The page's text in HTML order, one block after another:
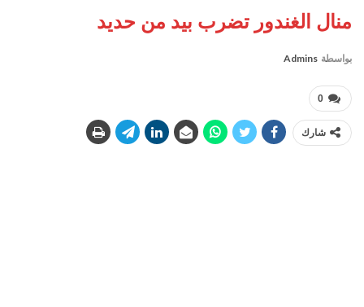
منال الغندور تضرب بيد من حديد
بواسطة Admins
0
شارك